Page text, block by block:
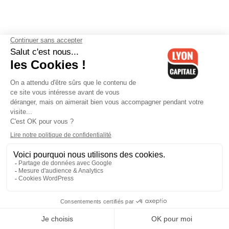
Contactez-nous-Mentions légales-CGV-Politique de
confidentialité-Gestion des cookies
Cedex 06